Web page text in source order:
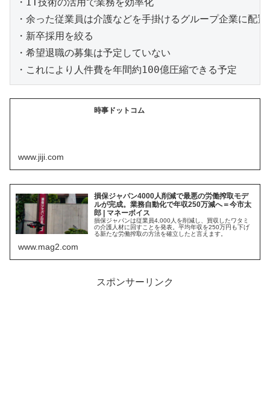
・余った従業員は介護などを手掛けるグループ企業に配
・新卒採用を絞る
・希望退職の募集は予定していない
・これにより人件費を年間約100億圧縮できる予定
時事ドットコム
www.jiji.com
損保ジャパン4000人削減で最悪の労働搾取モデ
ルが完成。業務自動化で年収250万減へ＝今市太
郎 | マネーボイス
損保ジャパンは従業員4,000人を削減し、買収したワタミ
の介護人材に回すことを発表。平均年収を250万円も下げ
る新たな労働搾取の方法を確立したと言えます。
www.mag2.com
スポンサーリンク